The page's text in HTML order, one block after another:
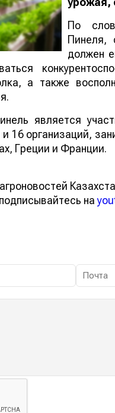
По
Пинеля,
должен
а также
является
16 организаций,
Греции и Франции.
на